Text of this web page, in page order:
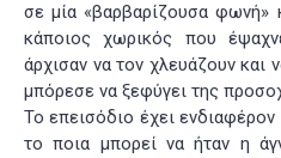
σε μία «βαρβαρίζουσα φωνή»
κάποιος χωρικός που
άρχισαν να τον χλευάζουν και
μπόρεσε να ξεφύγει της
Το επεισόδιο έχει
το ποια μπορεί να ήταν η